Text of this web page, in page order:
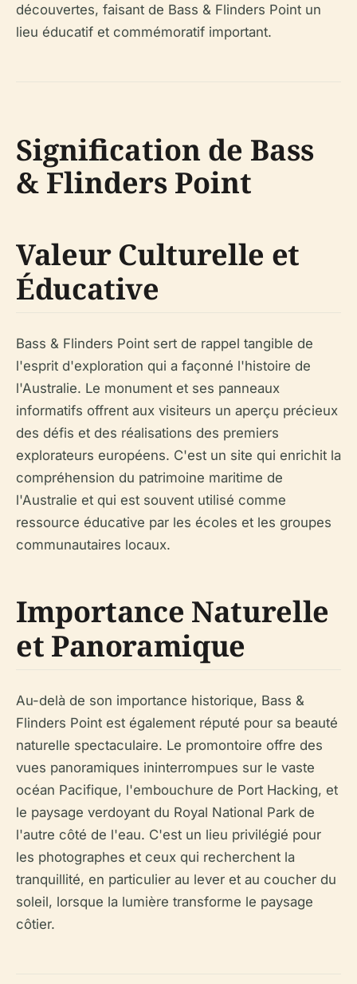
découvertes, faisant de Bass & Flinders Point un
lieu éducatif et commémoratif important.
Signification de Bass
& Flinders Point
Valeur Culturelle et
Éducative
Bass & Flinders Point sert de rappel tangible de
l'esprit d'exploration qui a façonné l'histoire de
l'Australie. Le monument et ses panneaux
informatifs offrent aux visiteurs un aperçu précieux
des défis et des réalisations des premiers
explorateurs européens. C'est un site qui enrichit la
compréhension du patrimoine maritime de
l'Australie et qui est souvent utilisé comme
ressource éducative par les écoles et les groupes
communautaires locaux.
Importance Naturelle
et Panoramique
Au-delà de son importance historique, Bass &
Flinders Point est également réputé pour sa beauté
naturelle spectaculaire. Le promontoire offre des
vues panoramiques ininterrompues sur le vaste
océan Pacifique, l'embouchure de Port Hacking, et
le paysage verdoyant du Royal National Park de
l'autre côté de l'eau. C'est un lieu privilégié pour
les photographes et ceux qui recherchent la
tranquillité, en particulier au lever et au coucher du
soleil, lorsque la lumière transforme le paysage
côtier.